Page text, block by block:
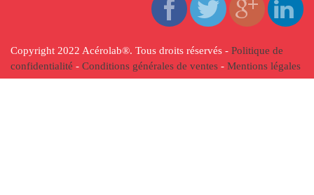
Copyright 2022 Acérolab®. Tous droits réservés - Politique de
confidentialité - Conditions générales de ventes - Mentions légales